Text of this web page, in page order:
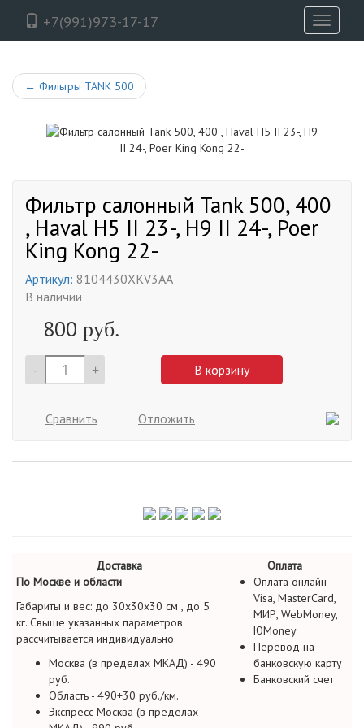
+7(991)973-17-17
Toggle
← Фильтры TANK 500
Фильтр салонный Tank 500, 400
, Haval H5 II 23-, H9 II 24-, Poer
King Kong 22-
Артикул: 8104430XKV3AA
В наличии
800 руб.
- + В корзину
Сравнить Отложить
Доставка
Оплата
По Москве и области
Габариты и вес: до 30х30х30 см , до 5
кг. Свыше указанных параметров
рассчитывается индивидуально.
Москва (в пределах МКАД) - 490
руб.
Область - 490+30 руб./км.
Экспресс Москва (в пределах
Оплата онлайн
Visa, MasterCard,
МИР, WebMoney,
ЮMoney
Перевод на
банковскую карту
Банковский счет